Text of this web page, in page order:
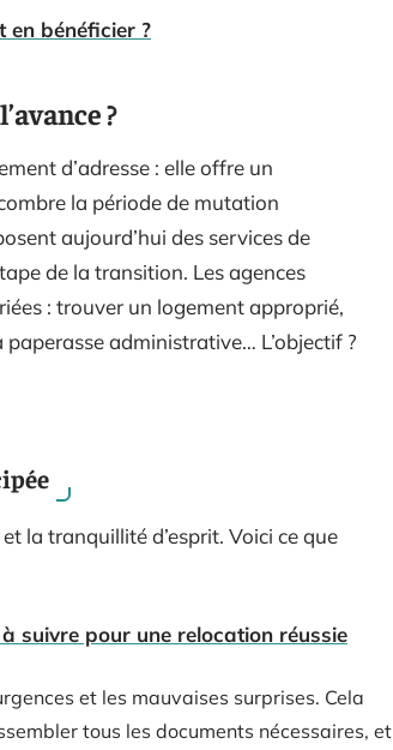
en bénéficier ?
?
d’adresse : elle offre un
la période de mutation
aujourd’hui des services de
de la transition. Les agences
: trouver un logement approprié,
paperasse administrative… L’objectif ?
la tranquillité d’esprit. Voici ce que
suivre pour une relocation réussie
et les mauvaises surprises. Cela
tous les documents nécessaires, et